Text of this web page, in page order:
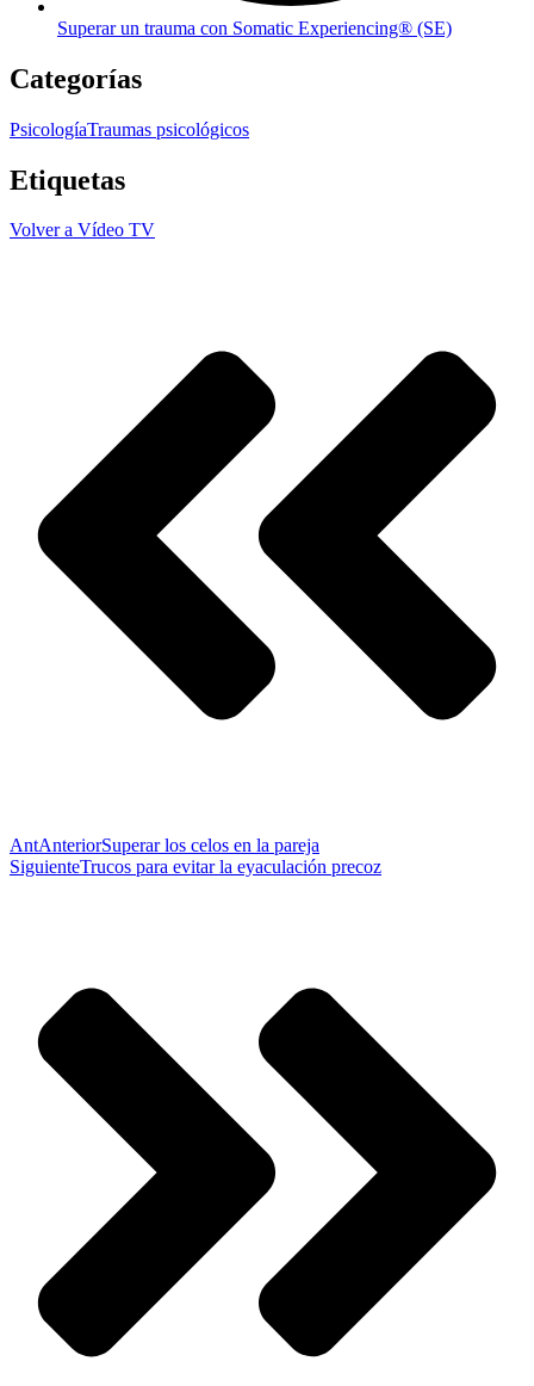
Superar un trauma con Somatic Experiencing® (SE)
Categorías
PsicologíaTraumas psicológicos
Etiquetas
Volver a Vídeo TV
AntAnteriorSuperar los celos en la pareja
SiguienteTrucos para evitar la eyaculación precoz